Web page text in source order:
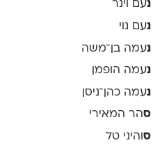
נעם וינר
נעם נוי
נעמה בן־משה
נעמה הופמן
נעמה כהן־ניסן
סהר המאירי
ס והיני טל